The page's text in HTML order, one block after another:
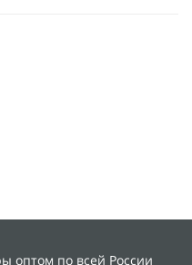
оптом по всей России